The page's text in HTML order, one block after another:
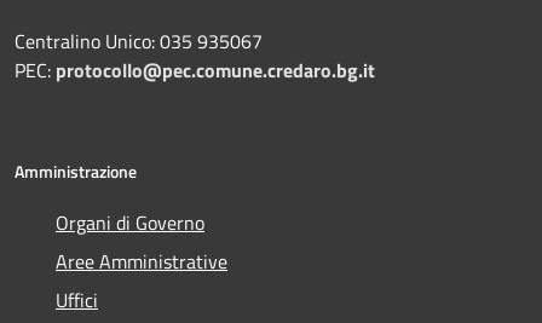
Centralino Unico: 035 935067
PEC: protocollo@pec.comune.credaro.bg.it
Amministrazione
Organi di Governo
Aree Amministrative
Uffici